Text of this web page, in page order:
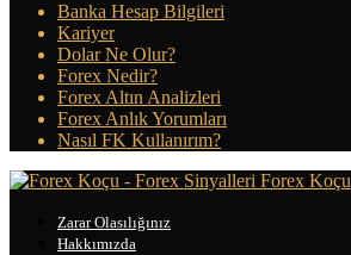
Banka Hesap Bilgileri
Kariyer
Dolar Ne Olur?
Forex Nedir?
Forex Altın Analizleri
Forex Anlık Yorumları
Nasıl FK Kullanırım?
Forex Koçu
Zarar Olasılığınız
Hakkımızda